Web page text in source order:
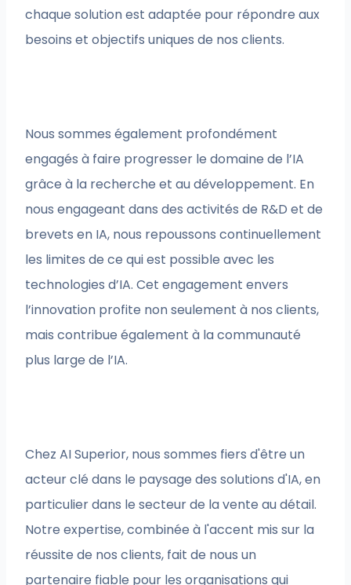
chaque solution est adaptée pour répondre aux
besoins et objectifs uniques de nos clients.
Nous sommes également profondément
engagés à faire progresser le domaine de l’IA
grâce à la recherche et au développement. En
nous engageant dans des activités de R&D et de
brevets en IA, nous repoussons continuellement
les limites de ce qui est possible avec les
technologies d’IA. Cet engagement envers
l’innovation profite non seulement à nos clients,
mais contribue également à la communauté
plus large de l’IA.
Chez AI Superior, nous sommes fiers d'être un
acteur clé dans le paysage des solutions d'IA, en
particulier dans le secteur de la vente au détail.
Notre expertise, combinée à l'accent mis sur la
réussite de nos clients, fait de nous un
partenaire fiable pour les organisations qui